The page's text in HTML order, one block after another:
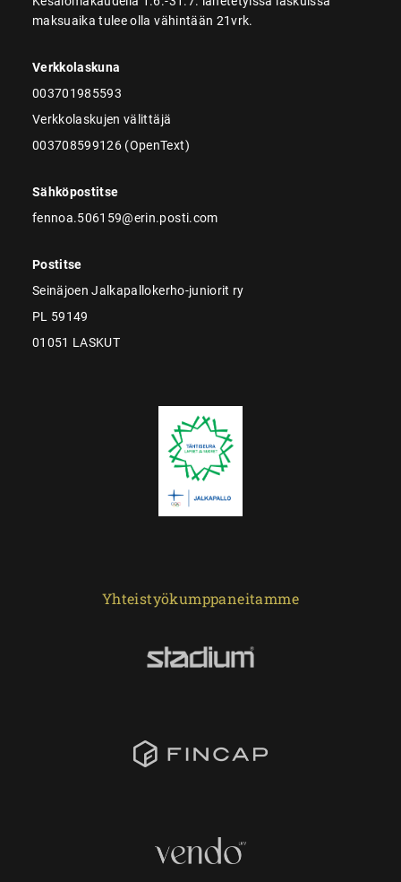
maksuaika tulee olla vähintään 21vrk.
Verkkolaskuna
003701985593
Verkkolaskujen välittäjä
003708599126 (OpenText)
Sähköpostitse
fennoa.506159@erin.posti.com
Postitse
Seinäjoen Jalkapallokerho-juniorit ry
PL 59149
01051 LASKUT
Yhteistyökumppaneitamme